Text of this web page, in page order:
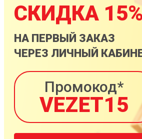
СКИДКА 15%
НА ПЕРВЫЙ ЗАКАЗ
ЧЕРЕЗ ЛИЧНЫЙ
Промокод*
VEZET15